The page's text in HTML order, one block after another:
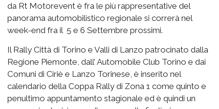
da Rt Motorevent è fra le più rappresentative del
panorama automobilistico regionale si correrà nel
week-end fra il 5 e 6 Settembre prossimi.
Il Rally Città di Torino e Valli di Lanzo patrocinato dalla
Regione Piemonte, dall’ Automobile Club Torino e dai
Comuni di Ciriè e Lanzo Torinese, è inserito nel
calendario della Coppa Rally di Zona 1 come quinto e
penultimo appuntamento stagionale ed è quindi un